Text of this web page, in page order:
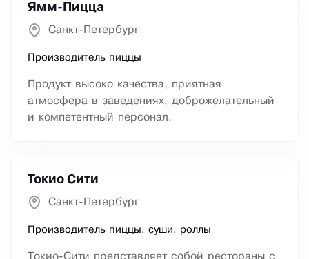
Ямм-Пицца
Санкт-Петербург
Производитель пиццы
Продукт высоко качества, приятная
атмосфера в заведениях, доброжелательный
и компетентный персонал.
Токио Сити
Санкт-Петербург
Производитель пиццы, суши, роллы
Токио-Сити представляет собой рестораны с